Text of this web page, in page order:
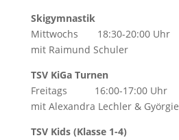
Skigymnastik
Mittwochs 18:30-20:00 Uhr
mit Raimund Schuler
TSV KiGa Turnen
Freitags 16:00-17:00 Uhr
mit Alexandra Lechler &
TSV Kids (Klasse 1-4)